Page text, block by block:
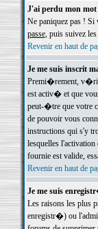
J'ai perdu mon mot
Ne paniquez pas !
passe, puis suivez
Revenir en haut de
Je me suis inscrit
Premi�rement,
est activ� et que
peut-�tre que votre
de pouvoir vous
instructions qui s'y
lesquelles
fournie est valide,
Revenir en haut de
Je me suis
Les raisons les plus
enregistr�) ou